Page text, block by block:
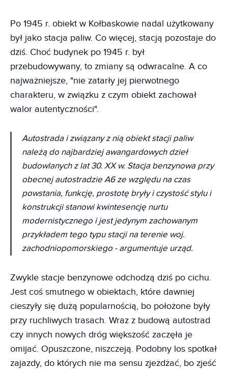
Po 1945 r. obiekt w Kołbaskowie nadal użytkowany
był jako stacja paliw. Co więcej, stacją pozostaje do
dziś. Choć budynek po 1945 r. był
przebudowywany, to zmiany są odwracalne. A co
najważniejsze, "nie zatarły jej pierwotnego
charakteru, w związku z czym obiekt zachował
walor autentyczności".
Autostrada i związany z nią obiekt stacji paliw
należą do najbardziej awangardowych dzieł
budowlanych z lat 30. XX w. Stacja benzynowa przy
obecnej autostradzie A6 ze względu na czas
powstania, funkcję, prostotę bryły i czystość stylu i
konstrukcji stanowi kwintesencję nurtu
modernistycznego i jest jedynym zachowanym
przykładem tego typu stacji na terenie woj.
zachodniopomorskiego - argumentuje urząd.
Zwykle stacje benzynowe odchodzą dziś po cichu.
Jest coś smutnego w obiektach, które dawniej
cieszyły się dużą popularnością, bo położone były
przy ruchliwych trasach. Wraz z budową autostrad
czy innych nowych dróg większość zaczęła je
omijać. Opuszczone, niszczeją. Podobny los spotkał
zajazdy, do których nie ma sensu zjeżdżać, bo zjeść